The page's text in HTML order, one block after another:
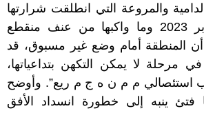
والمروعة التي انطلقت شرارتها
يوم السبت 7 أكتوبر 2023 وما واكبها من عنف منقطع
المنطقة أمام وضع غير مسبوق، قد
لا يمكن التكهن بتداعياتها،
استئصالي م م ن ه ج م ريع”. وأوضح
فتئ ينبه إلى خطورة انسداد الأفق